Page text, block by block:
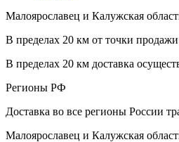
Малоярославец и Калужская
В пределах 20 км от точки
В пределах 20 км доставка
Регионы РФ
Доставка во все регионы России
Малоярославец и Калужская